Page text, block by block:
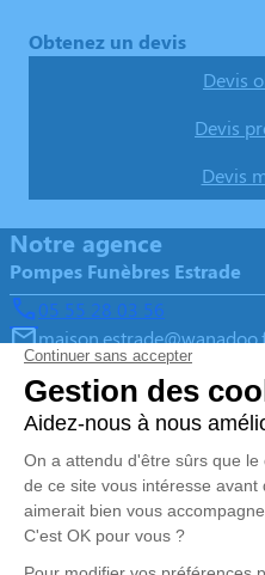
Obtenez un devis
Devis
Devis
Devis
Notre agence
Pompes Funèbres Estrade
05 55 28 03 56
1 Avenue Charles de
Dordogne
4.9/5 – 133 avis
Nos Services
Organiser des obsèques
Monuments funéraires
Services aux familles